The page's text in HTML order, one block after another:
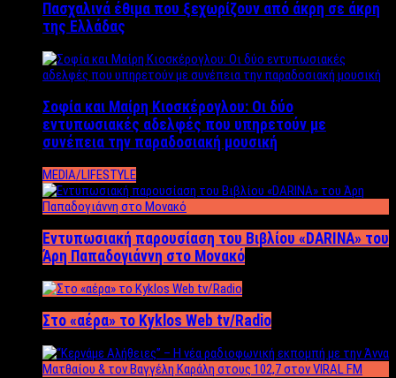
Πασχαλινά έθιμα που ξεχωρίζουν από άκρη σε άκρη
της Ελλάδας
Σοφία και Μαίρη Κιοσκέρογλου: Οι δύο
εντυπωσιακές αδελφές που υπηρετούν με
συνέπεια την παραδοσιακή μουσική
MEDIA/LIFESTYLE
Εντυπωσιακή παρουσίαση του Βιβλίου «DARINA» του
Άρη Παπαδογιάννη στο Μονακό
Στο «αέρα» το Kyklos Web tv/Radio